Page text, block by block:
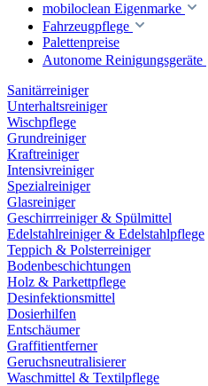
mobiloclean Eigenmarke
Fahrzeugpflege
Palettenpreise
Autonome Reinigungsgeräte
Sanitärreiniger
Unterhaltsreiniger
Wischpflege
Grundreiniger
Kraftreiniger
Intensivreiniger
Spezialreiniger
Glasreiniger
Geschirrreiniger & Spülmittel
Edelstahlreiniger & Edelstahlpflege
Teppich & Polsterreiniger
Bodenbeschichtungen
Holz & Parkettpflege
Desinfektionsmittel
Dosierhilfen
Entschäumer
Graffitientferner
Geruchsneutralisierer
Waschmittel & Textilpflege